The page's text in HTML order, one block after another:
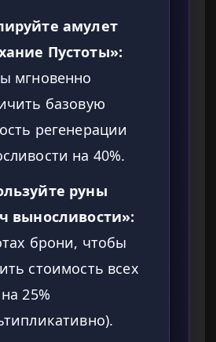
амулет
Пустоты»:
мгновенно
базовую
регенерации
на 40%.
руны
выносливости»:
брони, чтобы
стоимость всех
25%